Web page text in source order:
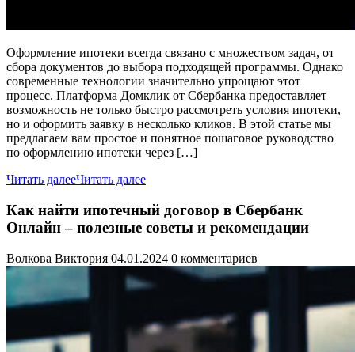
Оформление ипотеки всегда связано с множеством задач, от
сбора документов до выбора подходящей программы. Однако
современные технологии значительно упрощают этот
процесс. Платформа Домклик от Сбербанка предоставляет
возможность не только быстро рассмотреть условия ипотеки,
но и оформить заявку в несколько кликов. В этой статье мы
предлагаем вам простое и понятное пошаговое руководство
по оформлению ипотеки через […]
Читать далееЧитать далее
Как найти ипотечный договор в Сбербанк
Онлайн – полезные советы и рекомендации
Волкова Виктория 04.01.2024 0 комментариев